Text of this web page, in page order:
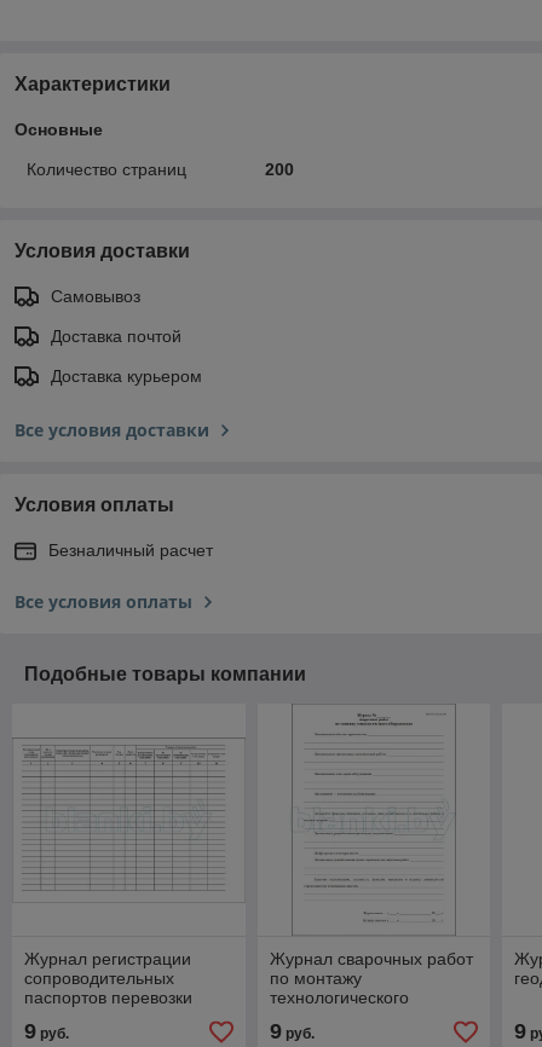
Характеристики
Основные
Количество страниц 200
Условия доставки
Самовывоз
Доставка почтой
Доставка курьером
Все условия доставки
Условия оплаты
Безналичный расчет
Все условия оплаты
Подобные товары компании
Журнал регистрации
сопроводительных
паспортов перевозки
9 руб.
Журнал сварочных работ
по монтажу
технологического
9руб. 9